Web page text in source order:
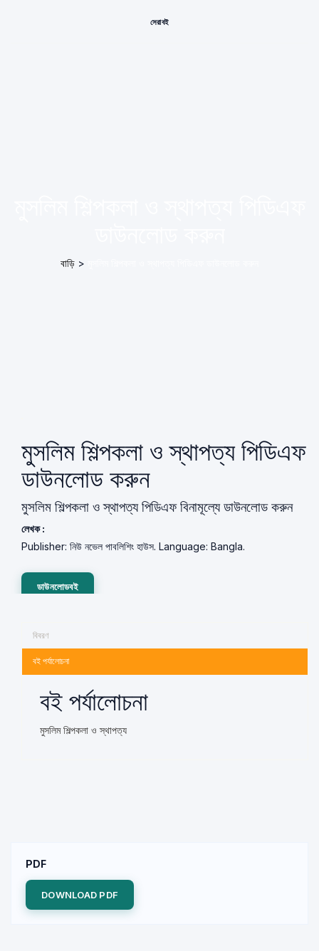
সেরা বই
বাড়ি >
মুসলিম শিল্পকলা ও স্থাপত্য পিডিএফ
ডাউনলোড করুন
মুসলিম শিল্পকলা ও স্থাপত্য পিডিএফ বিনামূল্যে ডাউনলোড করুন
লেখক :
Publisher: নিউ নভেল পাবলিশিং হাউস. Language: Bangla.
ডাউনলোডবই
বিবরণ
বই পর্যালোচনা
বই পর্যালোচনা
মুসলিম শিল্পকলা ও স্থাপত্য
PDF
DOWNLOAD PDF